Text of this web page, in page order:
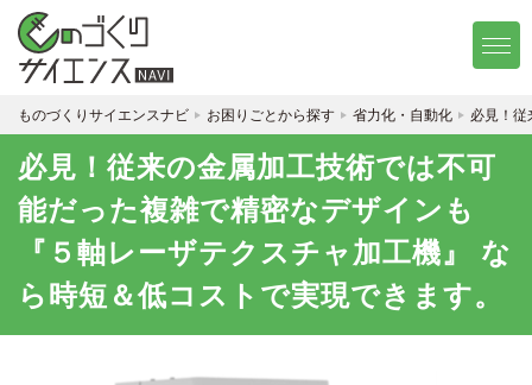
ものづくりサイエンスナビ お困りごとから探す 省力化・自動化 必見！従
必見！従来の金属加工技術では不可
能だった複雑で精密なデザインも
『５軸レーザテクスチャ加工機』 な
ら時短＆低コストで実現できます。